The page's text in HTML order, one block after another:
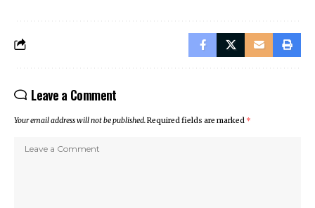
Leave a Comment
Your email address will not be published.Required fields are marked *